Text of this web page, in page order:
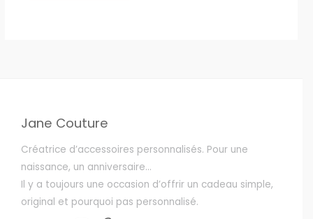
Jane Couture
Créatrice d’accessoires personnalisés. Pour une
naissance, un anniversaire…
Il y a toujours une occasion d’offrir un cadeau simple,
original et pourquoi pas personnalisé.